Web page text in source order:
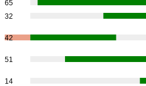
65
32
42
51
14